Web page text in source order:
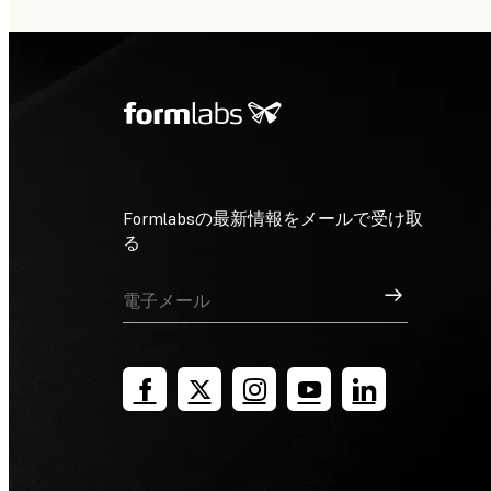
Formlabsの最新情報をメールで受け取
る
サインアップ